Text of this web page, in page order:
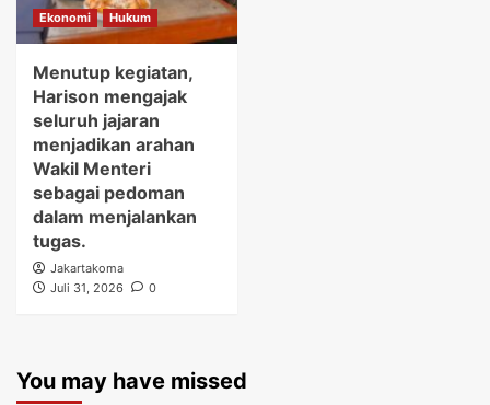
Ekonomi Hukum
Menutup kegiatan,
Harison mengajak
seluruh jajaran
menjadikan arahan
Wakil Menteri
sebagai pedoman
dalam menjalankan
tugas.
Jakartakoma
Juli 31, 2026
0
You may have missed